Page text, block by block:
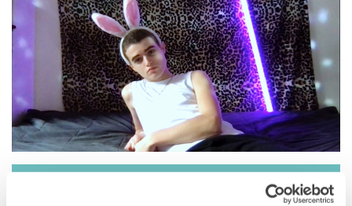
MÉDIATHÈQUE
Culturethèque
PARCOURS EN FRANÇAIS
Activités pour la classe
Atelier
Certifications
Formations pour les
profs